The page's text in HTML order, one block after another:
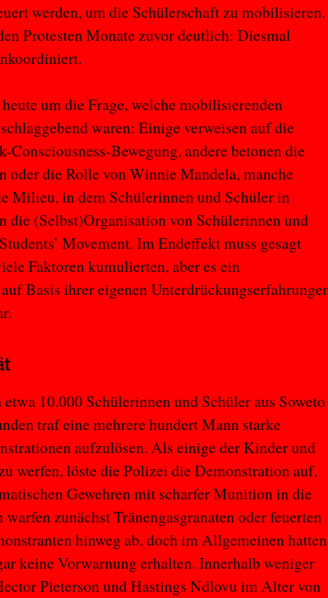
werden, um die Schülerschaft zu mobilisieren.
Protesten Monate zuvor deutlich: Diesmal
um die Frage, welche mobilisierenden
waren: Einige verweisen auf die
Bewegung, andere betonen die
die Rolle von Winnie Mandela, manche
Milieu, in dem Schülerinnen und Schüler in
die (Selbst)Organisation von Schülerinnen und
Movement. Im Endeffekt muss gesagt
Faktoren kumulierten, aber es ein
Basis ihrer eigenen
10.000 Schülerinnen und Schüler aus Soweto
traf eine mehrere hundert Mann starke
aufzulösen. Als einige der Kinder und
werfen, löste die Polizei die Demonstration auf,
Gewehren mit scharfer Munition in die
zunächst Tränengasgranaten oder feuerten
hinweg ab, doch im Allgemeinen hatten
keine Vorwarnung erhalten. Innerhalb weniger
Pieterson und Hastings Ndlovu im Alter von